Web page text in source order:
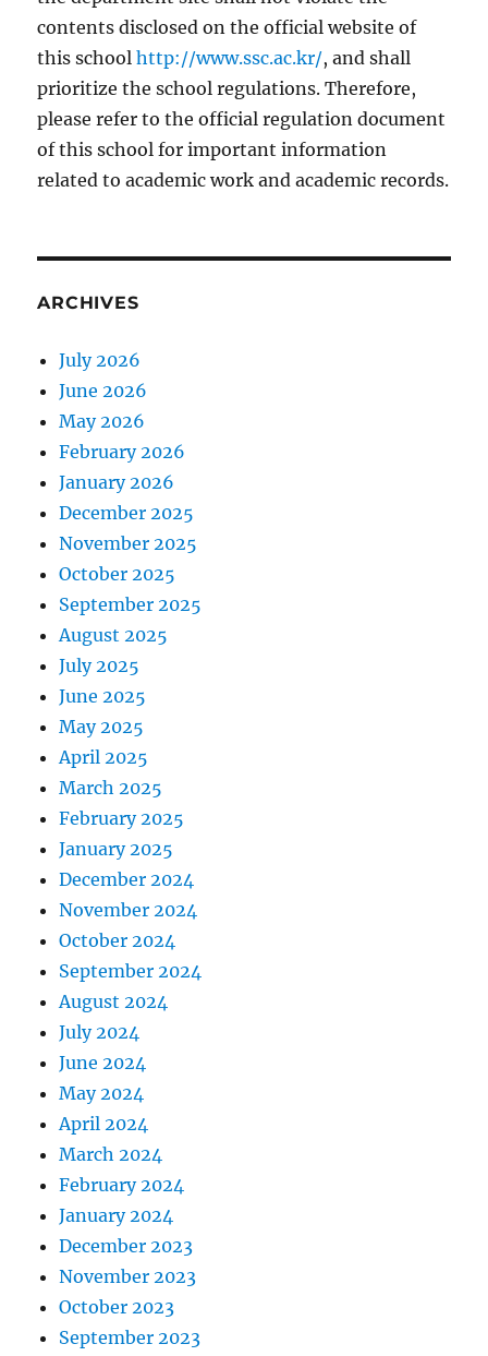
contents disclosed on the official website of
this schoolhttp://www.ssc.ac.kr/, and shall
prioritize the school regulations. Therefore,
please refer to the official regulation document
of this school for important information
related to academic work and academic records.
ARCHIVES
July 2026
June 2026
May 2026
February 2026
January 2026
December 2025
November 2025
October 2025
September 2025
August 2025
July 2025
June 2025
May 2025
April 2025
March 2025
February 2025
January 2025
December 2024
November 2024
October 2024
September 2024
August 2024
July 2024
June 2024
May 2024
April 2024
March 2024
February 2024
January 2024
December 2023
November 2023
October 2023
September 2023